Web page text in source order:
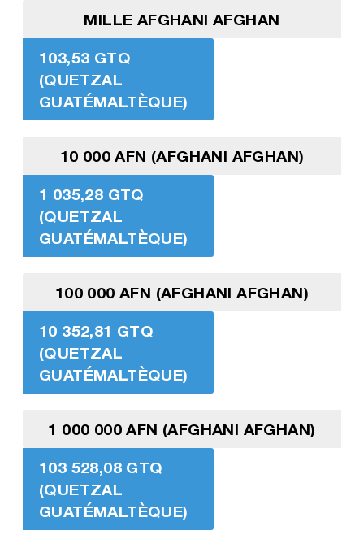
MILLE AFGHANI AFGHAN
103,53 GTQ
(QUETZAL
GUATÉMALTÈQUE)
10 000 AFN (AFGHANI AFGHAN)
1 035,28 GTQ
(QUETZAL
GUATÉMALTÈQUE)
100 000 AFN (AFGHANI AFGHAN)
10 352,81 GTQ
(QUETZAL
GUATÉMALTÈQUE)
1 000 000 AFN (AFGHANI AFGHAN)
103 528,08 GTQ
(QUETZAL
GUATÉMALTÈQUE)